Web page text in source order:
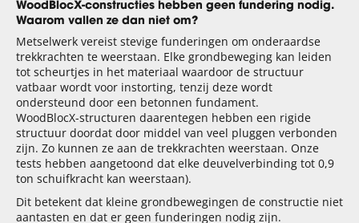
WoodBlocX-constructies hebben geen fundering nodig.
Waarom vallen ze dan niet om?
Metselwerk vereist stevige funderingen om onderaardse
trekkrachten te weerstaan. Elke grondbeweging kan leiden
tot scheurtjes in het materiaal waardoor de structuur
vatbaar wordt voor instorting, tenzij deze wordt
ondersteund door een betonnen fundament.
WoodBlocX-structuren daarentegen hebben een rigide
structuur doordat door middel van veel pluggen verbonden
zijn. Zo kunnen ze aan de trekkrachten weerstaan. Onze
tests hebben aangetoond dat elke deuvelverbinding tot 0,9
ton schuifkracht kan weerstaan).
Dit betekent dat kleine grondbewegingen de constructie niet
aantasten en dat er geen funderingen nodig zijn.